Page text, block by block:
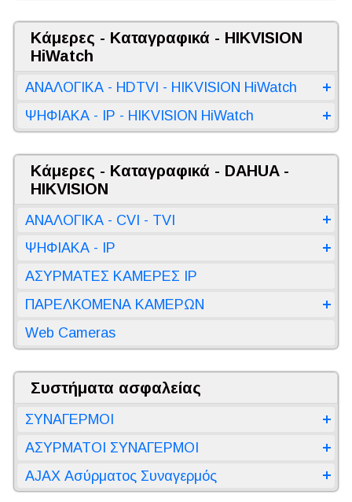
Κάμερες - Καταγραφικά - HIKVISION
HiWatch
ΑΝΑΛΟΓΙΚΑ - HDTVI - HIKVISION HiWatch
ΨΗΦΙΑΚΑ - IP - HIKVISION HiWatch
Κάμερες - Καταγραφικά - DAHUA -
HIKVISION
ΑΝΑΛΟΓΙΚΑ - CVI - TVI
ΨΗΦΙΑΚΑ - IP
ΑΣΥΡΜΑΤΕΣ ΚΑΜΕΡΕΣ IP
ΠΑΡΕΛΚΟΜΕΝΑ ΚΑΜΕΡΩΝ
Web Cameras
Συστήματα ασφαλείας
ΣΥΝΑΓΕΡΜΟΙ
ΑΣΥΡΜΑΤΟΙ ΣΥΝΑΓΕΡΜΟΙ
AJAX Ασύρματος Συναγερμός